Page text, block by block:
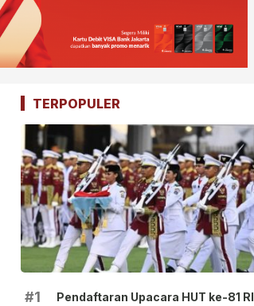
TERPOPULER
#1
Pendaftaran Upacara HUT ke-81 RI